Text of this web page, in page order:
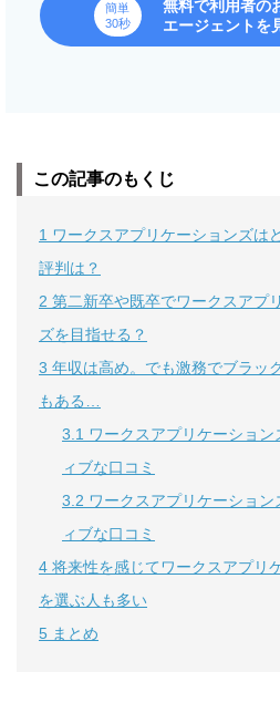
簡単
30秒
無料で利用者の
エージェントを
この記事のもくじ
1 ワークスアプリケーションズは
評判は？
2 第二新卒や既卒でワークスアプ
ズを目指せる？
3 年収は高め。でも激務でブラッ
もある…
3.1 ワークスアプリケーション
ィブな口コミ
3.2 ワークスアプリケーション
ィブな口コミ
4 将来性を感じてワークスアプリ
を選ぶ人も多い
5 まとめ